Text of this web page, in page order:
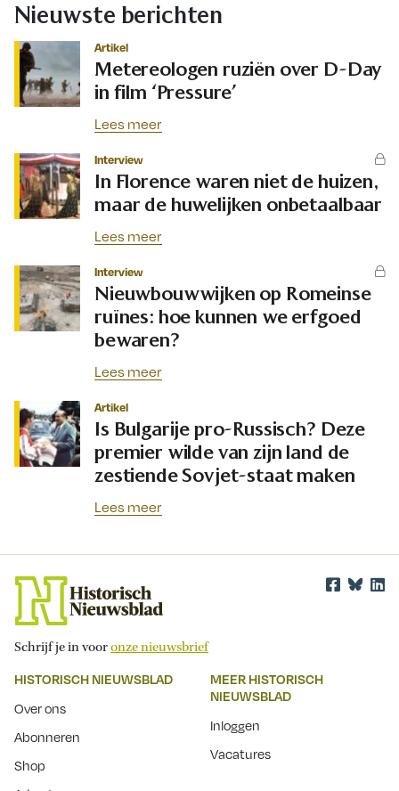
Nieuwste berichten
Artikel
Metereologen ruziën over D-Day
in film ‘Pressure’
Lees meer
Interview
In Florence waren niet de huizen,
maar de huwelijken onbetaalbaar
Lees meer
Interview
Nieuwbouwwijken op Romeinse
ruïnes: hoe kunnen we erfgoed
bewaren?
Lees meer
Artikel
Is Bulgarije pro-Russisch? Deze
premier wilde van zijn land de
zestiende Sovjet-staat maken
Lees meer
Schrijf je in vooronze nieuwsbrief
HISTORISCH NIEUWSBLAD
Over ons
Abonneren
Shop
MEER HISTORISCH
NIEUWSBLAD
Inloggen
Vacatures